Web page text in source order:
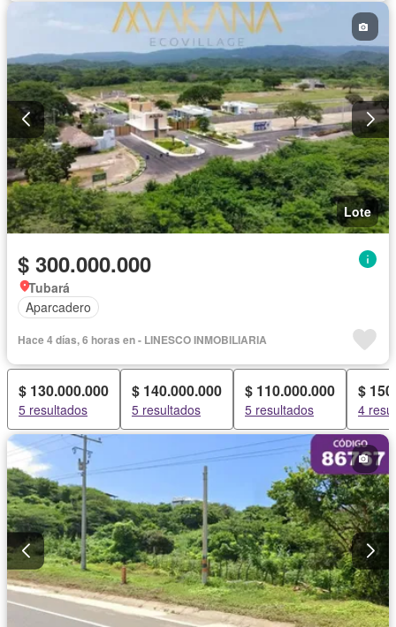
Lote
$ 300.000.000
Tubará
Aparcadero
Hace 4 días, 6 horas en - LINESCO INMOBILIARIA
$ 130.000.000
5 resultados
$ 140.000.000
5 resultados
$ 110.000.000
5 resultados
$
4